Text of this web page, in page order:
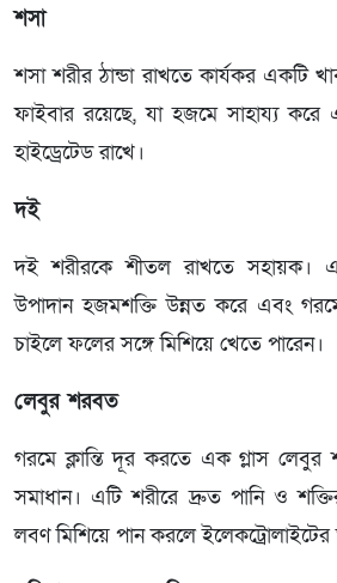
শসা
শসা শরীর ঠান্ডা রাখতে কার্যকর একটি
ফাইবার রয়েছে, যা হজমে সাহায্য করে
হাইড্রেটেড রাখে।
দই
দই শরীরকে শীতল রাখতে সহায়ক।
উপাদান হজমশক্তি উন্নত করে এবং
চাইলে ফলের সঙ্গে মিশিয়ে খেতে পারেন।
লেবুর শরবত
গরমে ক্লান্তি দূর করতে এক গ্লাস
সমাধান। এটি শরীরে দ্রুত পানি ও
লবণ মিশিয়ে পান করলে